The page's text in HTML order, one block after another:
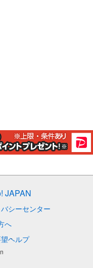
JAPAN
シーセンター
へ
ヘルプ